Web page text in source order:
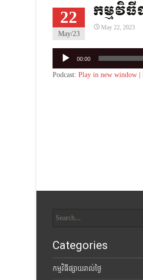
22
May/23
កម្មវិធី
May 22, 2023
Audio
Player
00:00
Podcast: Play in new window
for:
Categories
កម្មវិធីផ្សាយរាល់ថ្ងៃ